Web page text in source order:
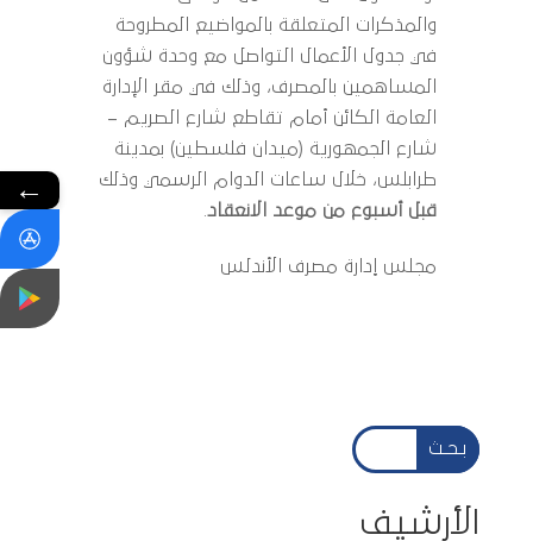
والمذكرات المتعلقة بالمواضيع المطروحة
في جدول الأعمال التواصل مع وحدة شؤون
المساهمين بالمصرف، وذلك في مقر الإدارة
العامة الكائن أمام تقاطع شارع الصريم –
شارع الجمهورية (ميدان فلسطين) بمدينة
طرابلس، خلال ساعات الدوام الرسمي وذلك
قبل أسبوع من موعد الانعقاد.
مجلس إدارة مصرف الأندلس
بـحـث
الأرشيف
←